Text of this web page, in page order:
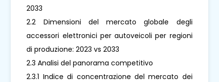
2033
2.2 Dimensioni del mercato globale degli
accessori elettronici per autoveicoli per regioni
di produzione: 2023 vs 2033
2.3 Analisi del panorama competitivo
2.3.1 Indice di concentrazione del mercato dei